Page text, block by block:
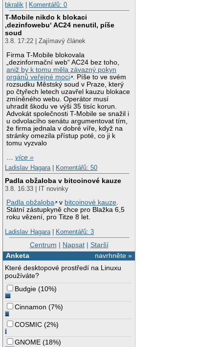
bkralik | Komentářů: 0
T-Mobile nikdo k blokaci
‚dezinfowebu‘ AC24 nenutil, píše
soud
3.8. 17:22 | Zajímavý článek
Firma T-Mobile blokovala
„dezinformační web“ AC24 bez toho,
aniž by k tomu měla závazný pokyn
orgánů veřejné moci
. Píše to ve svém
rozsudku Městský soud v Praze, který
po čtyřech letech uzavřel kauzu blokace
zmíněného webu. Operátor musí
uhradit škodu ve výši 35 tisíc korun.
Advokát společnosti T-Mobile se snažil i
u odvolacího senátu argumentovat tím,
že firma jednala v dobré víře, když na
stránky omezila přístup poté, co ji k
tomu vyzvalo
…více »
Ladislav Hagara| Komentářů: 50
Padla obžaloba v bitcoinové kauze
3.8. 16:33 | IT novinky
Padla obžaloba
v bitcoinové kauze.
Státní zástupkyně chce pro Blažka 6,5
roku vězení, pro Titze 8 let.
Ladislav Hagara| Komentářů: 3
Centrum | Napsat| Starší
navrhněte »
Anketa
Které desktopové prostředí na Linuxu
používáte?
Budgie (10%)
Cinnamon (7%)
COSMIC (2%)
GNOME (18%)